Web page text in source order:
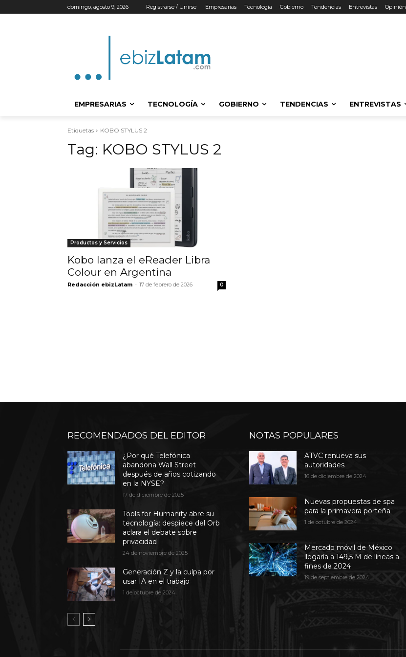
domingo, agosto 9, 2026 Registrarse / Unirse Empresarias Tecnología Gobierno Tendencias Entrevistas Opinión
EMPRESARIAS TECNOLOGÍA GOBIERNO TENDENCIAS ENTREVISTAS
Etiquetas KOBO STYLUS 2
Tag: KOBO STYLUS 2
Productos y Servicios
Kobo lanza el eReader Libra
Colour en Argentina
Redacción ebizLatam - 17 de febrero de 2026 0
RECOMENDADOS DEL EDITOR
¿Por qué Telefónica
abandona Wall Street
después de años cotizando
en la NYSE?
17 de diciembre de 2025
Tools for Humanity abre su
tecnología: despiece del Orb
aclara el debate sobre
privacidad
24 de noviembre de 2025
Generación Z y la culpa por
usar IA en el trabajo
1 de octubre de 2024
NOTAS POPULARES
ATVC renueva sus
autoridades
16 de diciembre de 2024
Nuevas propuestas de spa
para la primavera porteña
1 de octubre de 2024
Mercado móvil de México
llegaría a 149,5 M de líneas a
fines de 2024
19 de septiembre de 2024